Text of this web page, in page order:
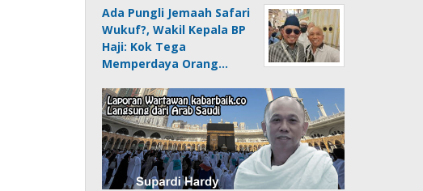
Ada Pungli Jemaah Safari
Wukuf?, Wakil Kepala BP
Haji: Kok Tega
Memperdaya Orang…